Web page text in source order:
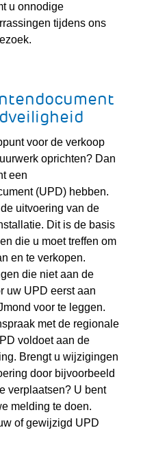
u onnodige
tijdens ons
voor de verkoop
oprichten? Dan
een
(UPD) hebben.
uitvoering van de
Dit is de basis
die u moet treffen om
en te verkopen.
die niet aan de
uw UPD eerst aan
voor te leggen.
met de regionale
voldoet aan de
Brengt u wijzigingen
door bijvoorbeeld
verplaatsen? U bent
melding te doen.
of gewijzigd UPD